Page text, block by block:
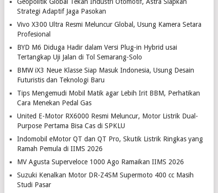
Strategi Adaptif Jaga Pasokan
Vivo X300 Ultra Resmi Meluncur Global, Usung Kamera Setara
Profesional
BYD M6 Diduga Hadir dalam Versi Plug-in Hybrid usai
Tertangkap Uji Jalan di Tol Semarang-Solo
BMW iX3 Neue Klasse Siap Masuk Indonesia, Usung Desain
Futuristis dan Teknologi Baru
Tips Mengemudi Mobil Matik agar Lebih Irit BBM, Perhatikan
Cara Menekan Pedal Gas
United E-Motor RX6000 Resmi Meluncur, Motor Listrik Dual-
Purpose Pertama Bisa Cas di SPKLU
Indomobil eMotor QT dan QT Pro, Skutik Listrik Ringkas yang
Ramah Pemula di IIMS 2026
MV Agusta Superveloce 1000 Ago Ramaikan IIMS 2026
Suzuki Kenalkan Motor DR-Z4SM Supermoto 400 cc Masih
Studi Pasar